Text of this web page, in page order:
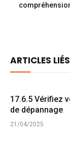
ARTICLES LIÉS
17.6.5 Vérifiez
de dépannage
21/04/2025